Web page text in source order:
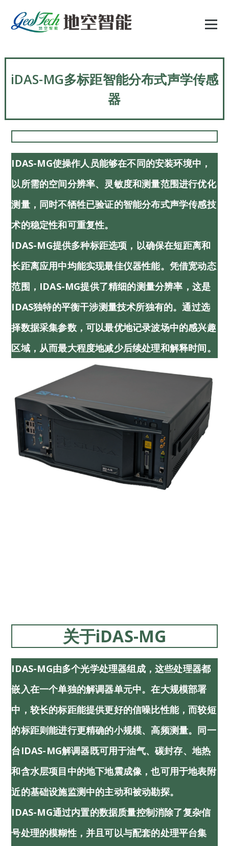
iDAS-MG多标距智能分布式声学传感
器
IDAS-MG使操作人员能够在不同的安装环境中，
以所需的空间分辨率、灵敏度和测量范围进行优化
测量，同时不牺牲已验证的智能分布式声学传感技
术的稳定性和可重复性。
IDAS-MG提供多种标距选项，以确保在短距离和
长距离应用中均能实现最佳仪器性能。凭借宽动态
范围，iDAS-MG提供了精细的测量分辨率，这是
IDAS独特的平衡干涉测量技术所独有的。通过选
择数据采集参数，可以最优地记录波场中的感兴趣
区域，从而最大程度地减少后续处理和解释时间。
关于iDAS-MG
IDAS-MG由多个光学处理器组成，这些处理器都
嵌入在一个单独的解调器单元中。在大规模部署
中，较长的标距能提供更好的信噪比性能，而较短
的标距则能进行更精确的小规模、高频测量。同一
台iDAS-MG解调器既可用于油气、碳封存、地热
和含水层项目中的地下地震成像，也可用于地表附
近的基础设施监测中的主动和被动勘探。
IDAS-MG通过内置的数据质量控制消除了复杂信
号处理的模糊性，并且可以与配套的处理平台集